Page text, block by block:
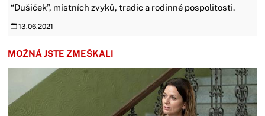
“Dušiček”, místních zvyků, tradic a rodinné pospolitosti.
13.06.2021
MOŽNÁ JSTE ZMEŠKALI